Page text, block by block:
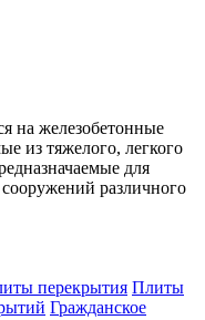
на железобетонные
из тяжелого, легкого
для
различного
перекрытия Плиты
Гражданское